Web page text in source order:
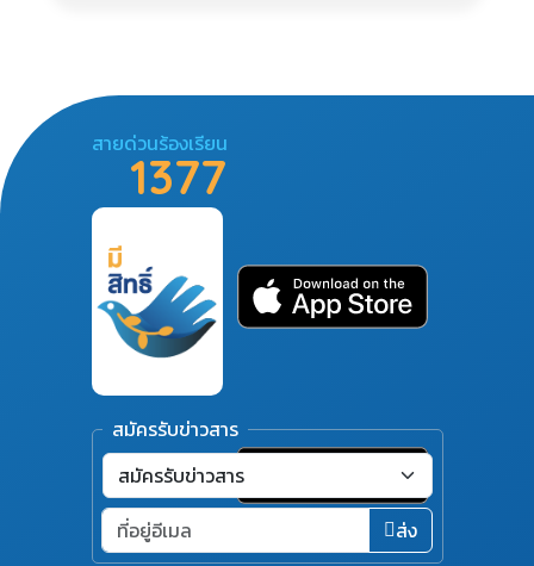
สายด่วนร้องเรียน
1377
สมัครรับข่าวสาร
ส่ง